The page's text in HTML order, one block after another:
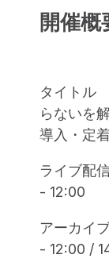
開催概
タイ
らないを
導入・定
ライ
- 12:00
アーカイ
- 12:00 /